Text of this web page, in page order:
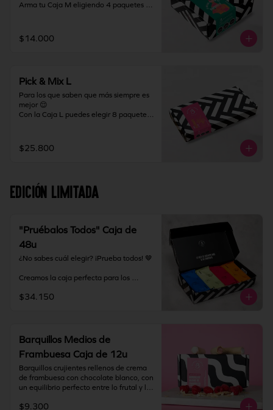
Arma tu Caja M eligiendo 4 paquetes de
para regalar, llevar a una junta o
disfrutar en familia.
65% HR Máx.). Una vez abierto
consumir inmediatamente.
$14.000
Pick & Mix L
Para los que saben que más siempre es
mejor 😌
Con la Caja L puedes elegir 8 paquetes
grandes o para tener siempre barquillos
listos para compartir.
un lugar fresco y seco (18°C a 25°C y
65% HR Máx.). Una vez abierto
$25.800
EDICIÓN LIMITADA
"Pruébalos Todos" Caja de
48u
¿No sabes cuál elegir? ¡Prueba todos! 🤎
Creamos la caja perfecta para los
quienes quieren descubrir su nuevo
probarlos, compartirlos y disfrutar cada
uno de nuestros sabores.
Incluye:
Original
Nutella
$34.150
Barquillos Medios de
Frambuesa Caja de 12u
Barquillos crujientes rellenos de crema
de frambuesa con chocolate blanco, con
un equilibrio perfecto entre lo frutal y lo
en chocolate blanco que realzan su
$9.300